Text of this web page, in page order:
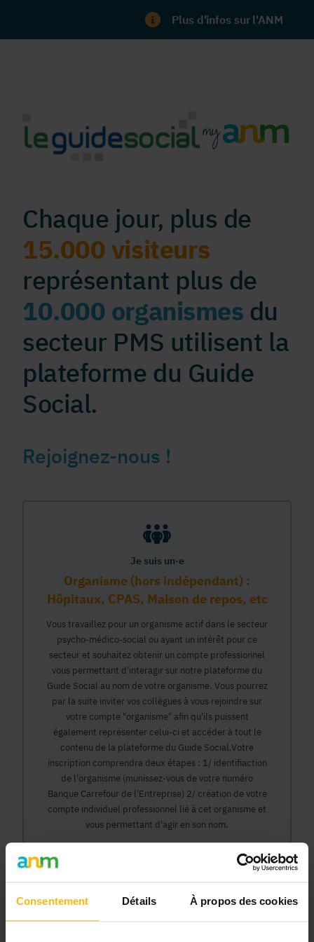
Consentement Détails À propos des cookies
Plus d'infos sur l'ANM
Chaque jour, plus de
15.000 visiteurs
représentant plus de
10.000 organismes du
secteur PMS utilisent la
plateforme du Guide
Social.
Rejoignez-nous !
Je suis un·e
Organisme (hors indépendant) :
Hôpitaux, CPAS, Maison de repos, etc
Vous travaillez pour un organisme actif dans le secteur
psycho-médico-social ou ayant un intérêt pour ce
secteur et souhaitez obtenir un compte professionnel
vous permettant d'interagir sur notre plateforme du
Guide Social au nom de votre organisme. Vous pourrez
par la suite inviter vos collègues à vous rejoindre sur
votre compte "organisme" afin qu'ils puissent
également représenter celui-ci et accéder à tout le
contenu de la plateforme du Guide Social.Votre
inscription comprendra deux étapes : 1/ identifiaction
de l'organisme (munissez-vous de votre numéro
Banque Carrefour de l'Entreprise) 2/ création de votre
compte individuel professionnel lié à cet organisme et
vous permettant d'agir en son nom.